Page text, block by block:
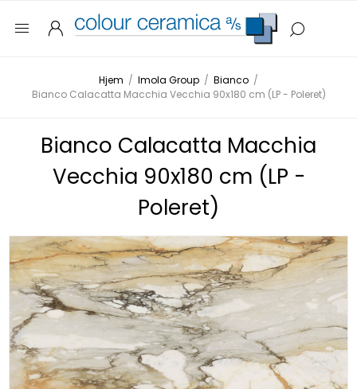
Hjem / Imola Group / Bianco /
Bianco Calacatta Macchia Vecchia 90x180 cm (LP - Poleret)
Bianco Calacatta Macchia
Vecchia 90x180 cm (LP -
Poleret)